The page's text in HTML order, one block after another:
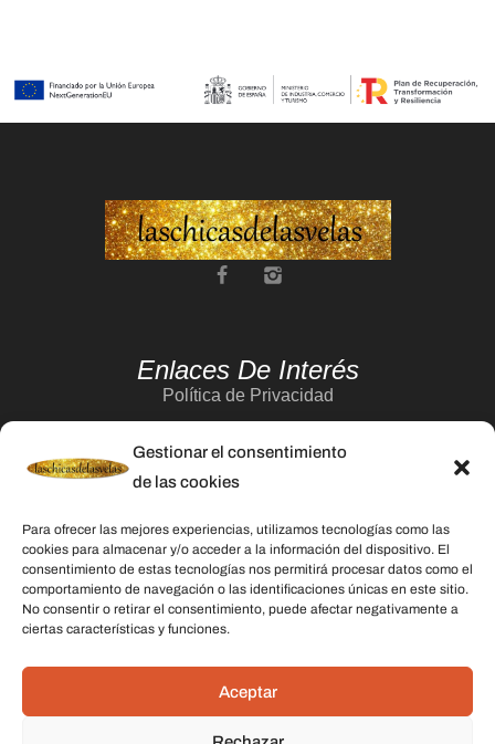
Gestionar el consentimiento
de las cookies
Para ofrecer las mejores experiencias, utilizamos tecnologías como las
cookies para almacenar y/o acceder a la información del dispositivo. El
consentimiento de estas tecnologías nos permitirá procesar datos como el
comportamiento de navegación o las identificaciones únicas en este sitio.
No consentir o retirar el consentimiento, puede afectar negativamente a
ciertas características y funciones.
Aceptar
Enlaces De Interés
Política de Privacidad
Política de Cookies
Categorías
Velas
Aceites esenciales
Aguas rituales y colonias